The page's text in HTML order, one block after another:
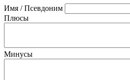
Имя / Псевдоним
Плюсы
Минусы